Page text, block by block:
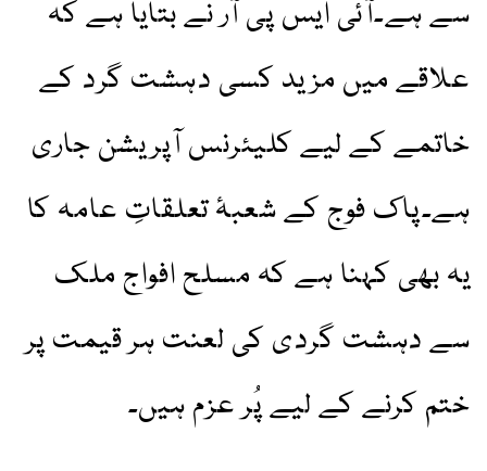
سے ہے۔آئی ایس پی آر نے بتایا ہے کہ
علاقے میں مزید کسی دہشت گرد کے
خاتمے کے لیے کلیئرنس آپریشن جاری
ہے۔پاک فوج کے شعبۂ تعلقاتِ عامہ کا
یہ بھی کہنا ہے کہ مسلح افواج ملک
سے دہشت گردی کی لعنت ہر قیمت پر
ختم کرنے کے لیے پُر عزم ہیں۔